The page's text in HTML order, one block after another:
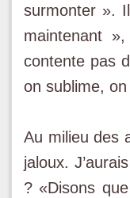
surmonter ».
maintenant
contente pas
on sublime,
Au milieu des
jaloux.
? «Disons